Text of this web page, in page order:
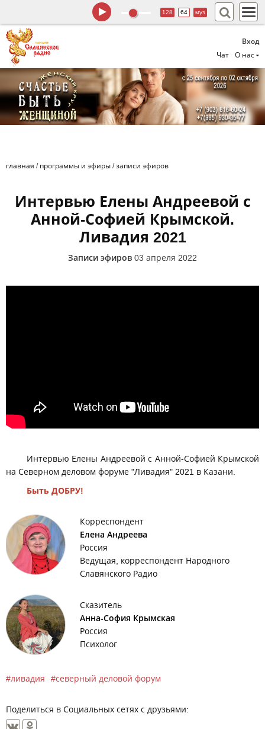
Вход
Чат
О нас
128 64 муз
главная / программы и эфиры /записи эфиров
Интервью Елены Андреевой с
Анной-Софией Крымской.
Ливадия 2021
Записи эфиров 03 апреля 2022
Интервью Елены Андреевой с Анной-Софией Крымской
на Северном деловом форуме "Ливадия" 2021 в Казани.
Быть ДОБРУ!
Корреспондент
Елена Андреева
Россия
Ведущая, корреспондент Народного
Славянского Радио
Сказитель
Анна-София Крымская
Россия
Психолог
ливадия северный деловой форум
Поделиться в Социальных сетях с друзьями: